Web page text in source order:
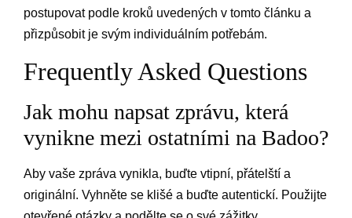
postupovat podle kroků uvedených v tomto článku a
přizpůsobit je svým individuálním potřebám.
Frequently Asked Questions
Jak mohu napsat zprávu, která
vynikne mezi ostatními na Badoo?
Aby vaše zpráva vynikla, buďte vtipní, přátelští a
originální. Vyhněte se klišé a buďte autentickí. Použijte